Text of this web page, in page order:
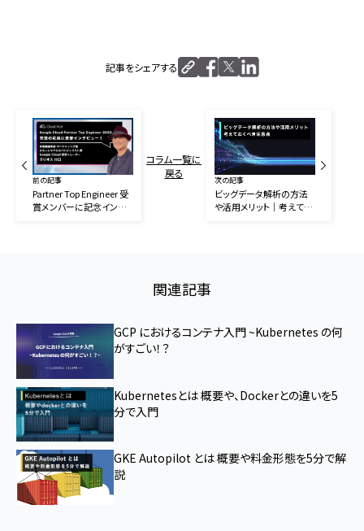
記事をシェアする
前の記事
Partner Top Engineer 受
賞メンバーに記念インタ
コラム一覧に
戻る
次の記事
ビッグデータ解析の方法
や活用メリット｜考えてお
関連記事
GCP におけるコンテナ入門 ~Kubernetes の何
がすごい！？
Kubernetesとは 概要や、Dockerとの違いを5
分で入門
GKE Autopilot とは 概要や料金形態を5分で解
説